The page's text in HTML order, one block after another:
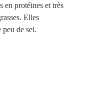
en protéines et très
Elles
peu de sel.